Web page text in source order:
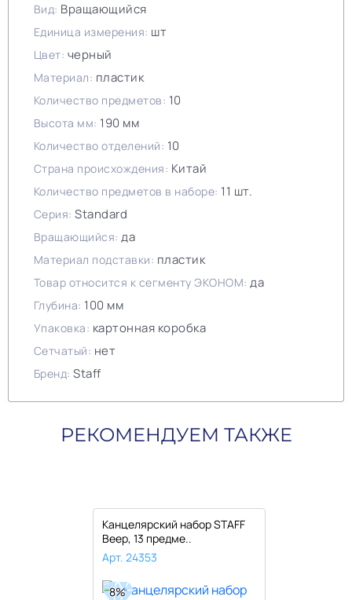
Вид: Вращающийся
Единица измерения: шт
Цвет: черный
Материал: пластик
Количество предметов: 10
Высота мм: 190 мм
Количество отделений: 10
Страна происхождения: Китай
Количество предметов в наборе: 11 шт.
Серия: Standard
Вращающийся: да
Материал подставки: пластик
Товар относится к сегменту ЭКОНОМ: да
Глубина: 100 мм
Упаковка: картонная коробка
Сетчатый: нет
Бренд: Staff
РЕКОМЕНДУЕМ ТАКЖЕ
Канцелярский набор STAFF
Веер, 13 предме..
Арт. 24353
8%